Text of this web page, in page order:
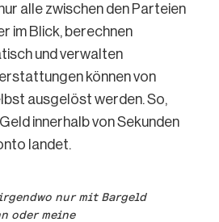
alle zwischen den Parteien
im Blick, berechnen
und verwalten
können von
ausgelöst werden. So,
innerhalb von Sekunden
landet.
nur mit Bargeld
oder meine